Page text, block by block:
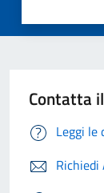
Contatta
Leggi le
Richiedi